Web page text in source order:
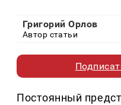
Григорий Орлов
Автор статьи
Постоянный